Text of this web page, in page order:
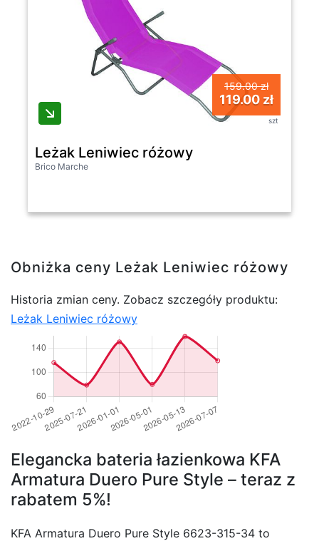
159.00 zł
119.00 zł
szt
Leżak Leniwiec różowy
Brico Marche
Obniżka ceny Leżak Leniwiec różowy
Historia zmian ceny. Zobacz szczegóły produktu:
Leżak Leniwiec różowy
Elegancka bateria łazienkowa KFA
Armatura Duero Pure Style – teraz z
rabatem 5%!
KFA Armatura Duero Pure Style 6623-315-34 to